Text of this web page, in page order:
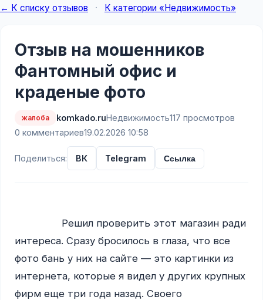
← К списку отзывов · К категории «Недвижимость»
Отзыв на мошенников
Фантомный офис и
краденые фото
жалоба komkado.ruНедвижимость117 просмотров
0 комментариев19.02.2026 10:58
Поделиться: ВК Telegram Ссылка
интереса. Сразу бросилось в глаза, что все
фото бань у них на сайте — это картинки из
интернета, которые я видел у других крупных
фирм еще три года назад. Своего